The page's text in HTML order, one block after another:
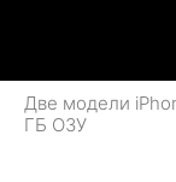
Две модели
ГБ ОЗУ